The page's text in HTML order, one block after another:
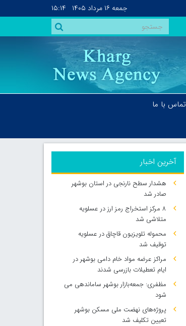
جمعه ۱۶ مرداد ۱۴۰۵ ۱۵:۱۴
تماس با ما
آخرین اخبار
هشدار سطح نارنجی در استان بوشهر
صادر شد
۸ مرکز استخراج رمز ارز در عسلویه
متلاشی شد
محموله تلویزیون قاچاق در عسلویه
توقیف شد
مراکز عرضه مواد خام دامی بوشهر در
ایام تعطیلات بازرسی شدند
مظفری: جمعه‌بازار بوشهر ساماندهی می‌
شود
پروژه‌های نهضت ملی مسکن بوشهر
تعیین تکلیف شد